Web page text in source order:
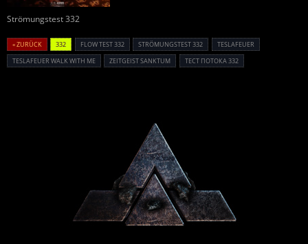
Strömungstest 332
« ZURÜCK 332 FLOW TEST 332 STRÖMUNGSTEST 332
TESLAFEUER
TESLAFEUER WALK WITH ME
ZEITGEIST SANKTUM ТЕСТ ПОТОКА 332
Powered By :